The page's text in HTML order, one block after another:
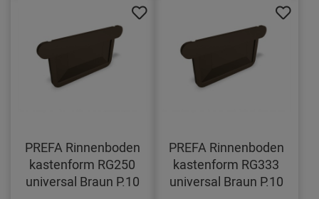
PREFA Rinnenboden
kastenform RG250
universal Braun P.10
PREFA Rinnenboden
kastenform RG333
universal Braun P.10